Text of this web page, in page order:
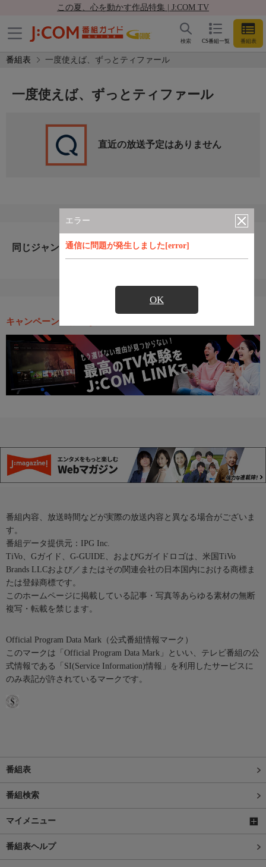
この夏、心を動かす作品特集 | J:COM TV
CS番組一覧 番組表
検索
番組表 一度使えば、ずっとティファール
エラー
通信に問題が発生しました[error]
OK
一度使えば、ずっとティファール
直近の放送予定はありません
同じジャンルのおすすめ番組
キャンペーン・お得な情報
番組内容、放送時間などが実際の放送内容と異なる場合がございま
す。
番組データ提供元：IPG Inc.
TiVo、Gガイド、G-GUIDE、およびGガイドロゴは、米国TiVo
Brands LLCおよび／またはその関連会社の日本国内における商標ま
たは登録商標です。
このホームページに掲載している記事・写真等あらゆる素材の無断
複写・転載を禁じます。
Official Program Data Mark（公式番組情報マーク）
このマークは「Official Program Data Mark」といい、テレビ番組の公
式情報である「SI(Service Information)情報」を利用したサービスに
のみ表記が許されているマークです。
番組表
番組検索
マイメニュー
番組表ヘルプ